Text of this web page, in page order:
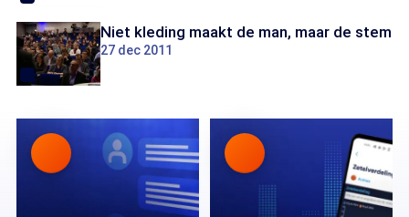
Niet kleding maakt de man, maar de stem
27 dec 2011